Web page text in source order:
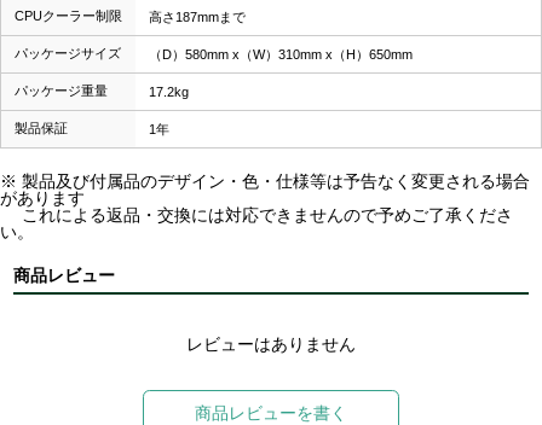
CPUクーラー制限 高さ187mmまで
パッケージサイズ （D）580mm x（W）310mm x（H）650mm
パッケージ重量 17.2kg
製品保証 1年
※ 製品及び付属品のデザイン・色・仕様等は予告なく変更される場合
があります
これによる返品・交換には対応できませんので予めご了承くださ
い。
商品レビュー
レビューはありません
商品レビューを書く